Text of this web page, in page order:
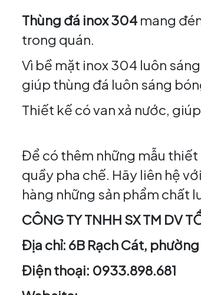
Thùng đá inox 304 mang
trong quán.
Vì bề mặt inox 304 luôn
giúp thùng đá luôn sáng
Thiết kế có van xả nước,
Để có thêm những mẫu thiết
quầy pha chế. Hãy liên hệ
hàng những sản phẩm chất
CÔNG TY TNHH SX TM DV
Địa chỉ: 6B Rạch Cát,
Điện thoại: 0933.898.681